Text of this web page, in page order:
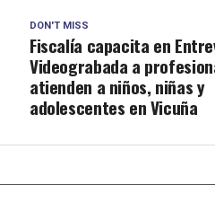
DON'T MISS
Fiscalía capacita en
Videograbada a
atienden a niños, niñas y
adolescentes en Vicuña